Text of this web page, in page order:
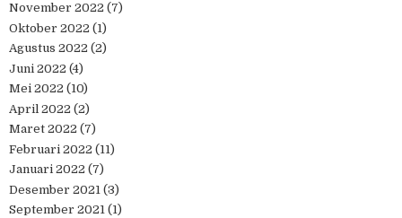
November 2022 (7)
Oktober 2022 (1)
Agustus 2022 (2)
Juni 2022 (4)
Mei 2022 (10)
April 2022 (2)
Maret 2022 (7)
Februari 2022 (11)
Januari 2022 (7)
Desember 2021 (3)
September 2021 (1)